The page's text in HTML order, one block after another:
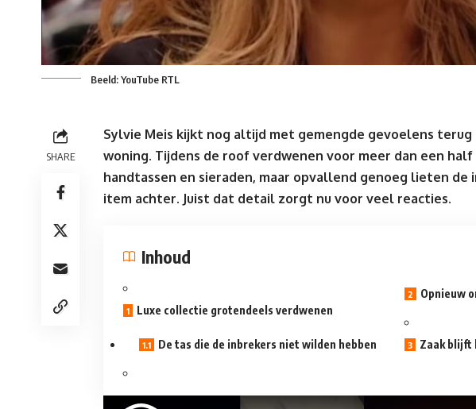
Beeld: YouTube RTL
SHARE
Sylvie Meis kijkt nog altijd met gemengde gevoelens terug
woning. Tijdens de roof verdwenen voor meer dan een half
handtassen en sieraden, maar opvallend genoeg lieten
item achter. Juist dat detail zorgt nu voor veel reacties.
Inhoud
Luxe collectie grotendeels verdwenen
De tas die de inbrekers niet wilden hebben
Opnieuw
Zaak blijft